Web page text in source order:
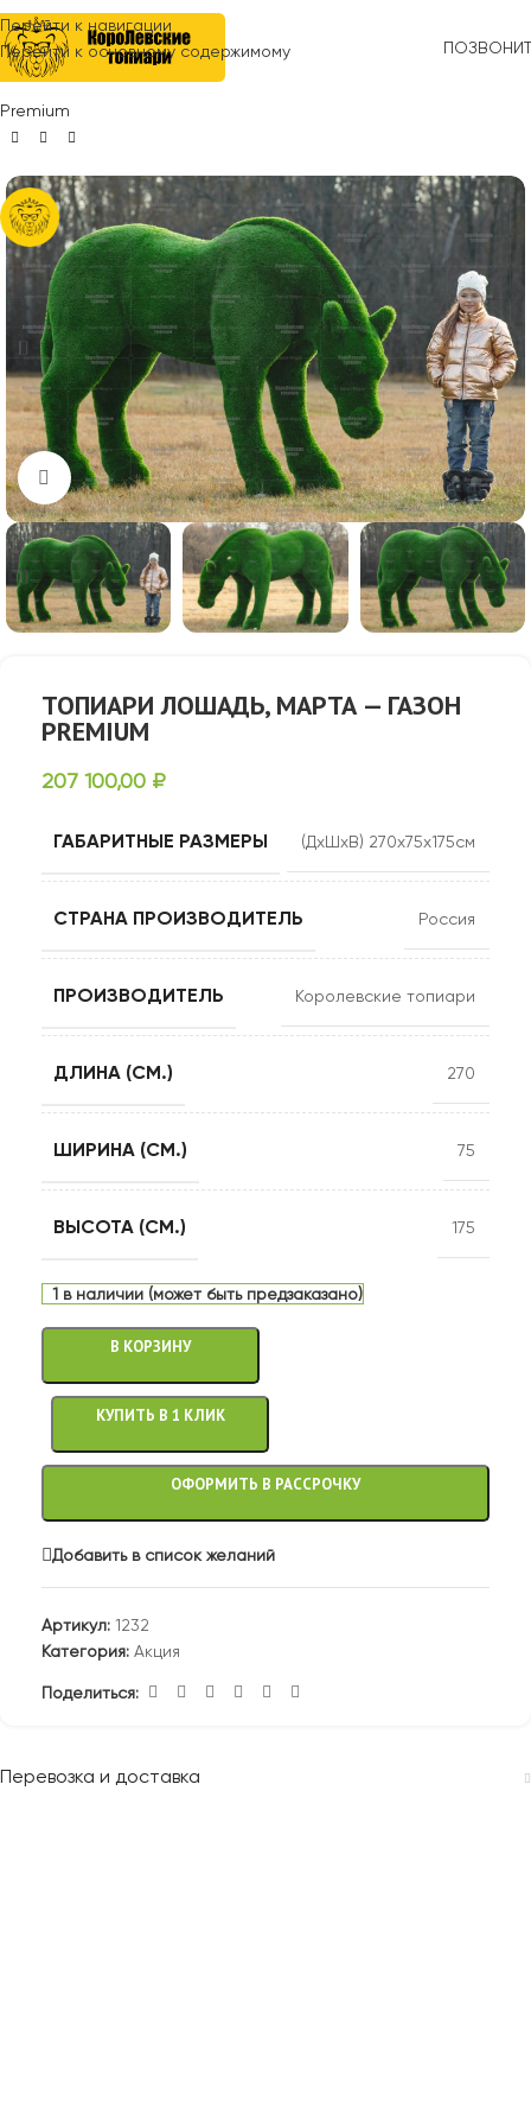
Перейти к навигации
Перейти к основному содержимому
Главная»Топиари»Акция»
Premium
Нажмите, чтобы увеличить
ТОПИАРИ ЛОШАДЬ, МАРТА — ГАЗОН
PREMIUM
207 100,00 ₽
ГАБАРИТНЫЕ РАЗМЕРЫ (ДхШхВ) 270х75х175см
СТРАНА ПРОИЗВОДИТЕЛЬ Россия
ПРОИЗВОДИТЕЛЬ Королевские топиари
ДЛИНА (СМ.) 270
ШИРИНА (СМ.) 75
ВЫСОТА (СМ.) 175
1 в наличии (может быть предзаказано)
В КОРЗИНУ
КУПИТЬ В 1 КЛИК
ОФОРМИТЬ В РАССРОЧКУ
Добавить в список желаний
Артикул: 1232
Категория: Акция
Поделиться:
Перевозка и доставка